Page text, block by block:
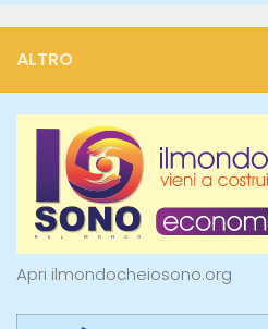
ALTRO
Apri ilmondocheiosono.org